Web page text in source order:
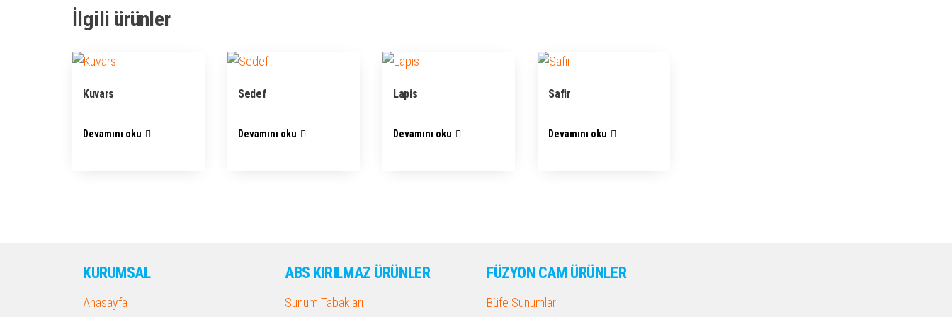
İlgili ürünler
Kuvars
Devamını oku
Sedef
Devamını oku
Lapis
Devamını oku
Safir
Devamını oku
KURUMSAL
Anasayfa
ABS KIRILMAZ ÜRÜNLER
Sunum Tabakları
FÜZYON CAM ÜRÜNLER
Büfe Sunumlar